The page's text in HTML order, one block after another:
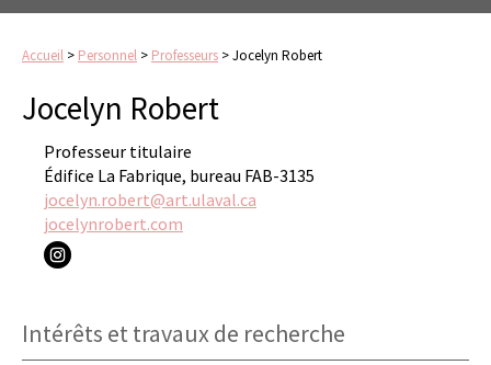
Accueil > Personnel > Professeurs >Jocelyn Robert
Jocelyn Robert
Professeur titulaire
Édifice La Fabrique, bureau FAB-3135
jocelyn.robert@art.ulaval.ca
jocelynrobert.com
Intérêts et travaux de recherche